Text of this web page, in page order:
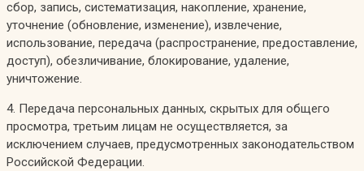
сбор, запись, систематизация, накопление, хранение,
уточнение (обновление, изменение), извлечение,
использование, передача (распространение, предоставление,
доступ), обезличивание, блокирование, удаление,
уничтожение.
4. Передача персональных данных, скрытых для общего
просмотра, третьим лицам не осуществляется, за
исключением случаев, предусмотренных законодательством
Российской Федерации.